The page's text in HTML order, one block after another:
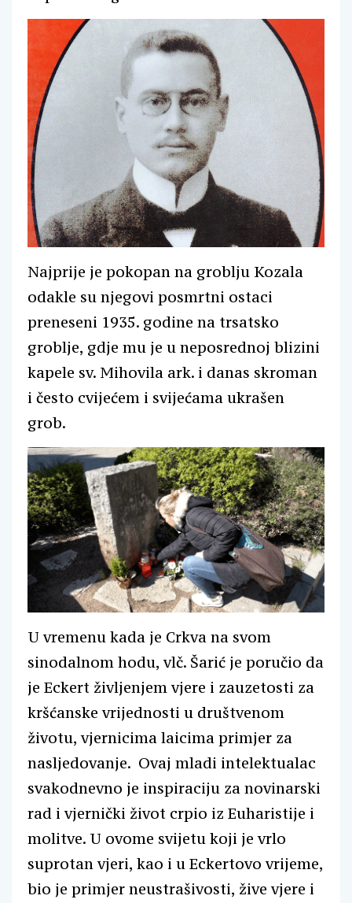
Najprije je pokopan na groblju Kozala
odakle su njegovi posmrtni ostaci
preneseni 1935. godine na trsatsko
groblje, gdje mu je u neposrednoj blizini
kapele sv. Mihovila ark. i danas skroman
i često cvijećem i svijećama ukrašen
grob.
U vremenu kada je Crkva na svom
sinodalnom hodu, vlč. Šarić je poručio da
je Eckert življenjem vjere i zauzetosti za
kršćanske vrijednosti u društvenom
životu, vjernicima laicima primjer za
nasljedovanje. Ovaj mladi intelektualac
svakodnevno je inspiraciju za novinarski
rad i vjernički život crpio iz Euharistije i
molitve. U ovome svijetu koji je vrlo
suprotan vjeri, kao i u Eckertovo vrijeme,
bio je primjer neustrašivosti, žive vjere i